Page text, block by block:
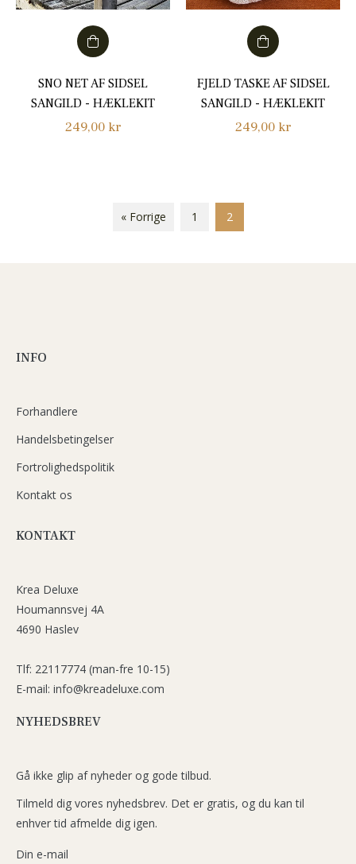
SNO NET AF SIDSEL
SANGILD - HÆKLEKIT
Normalpris
249,00 kr
FJELD TASKE AF SIDSEL
SANGILD - HÆKLEKIT
Normalpris
249,00 kr
« Forrige 1 2
INFO
Forhandlere
Handelsbetingelser
Fortrolighedspolitik
Kontakt os
KONTAKT
Krea Deluxe
Houmannsvej 4A
4690 Haslev
Tlf: 22117774 (man-fre 10-15)
E-mail: info@kreadeluxe.com
NYHEDSBREV
Gå ikke glip af nyheder og gode tilbud.
Tilmeld dig vores nyhedsbrev. Det er gratis, og du kan til
enhver tid afmelde dig igen.